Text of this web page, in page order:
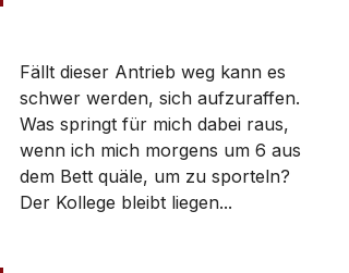
Fällt dieser Antrieb weg kann es
schwer werden, sich aufzuraffen.
Was springt für mich dabei raus,
wenn ich mich morgens um 6 aus
dem Bett quäle, um zu sporteln?
Der Kollege bleibt liegen...